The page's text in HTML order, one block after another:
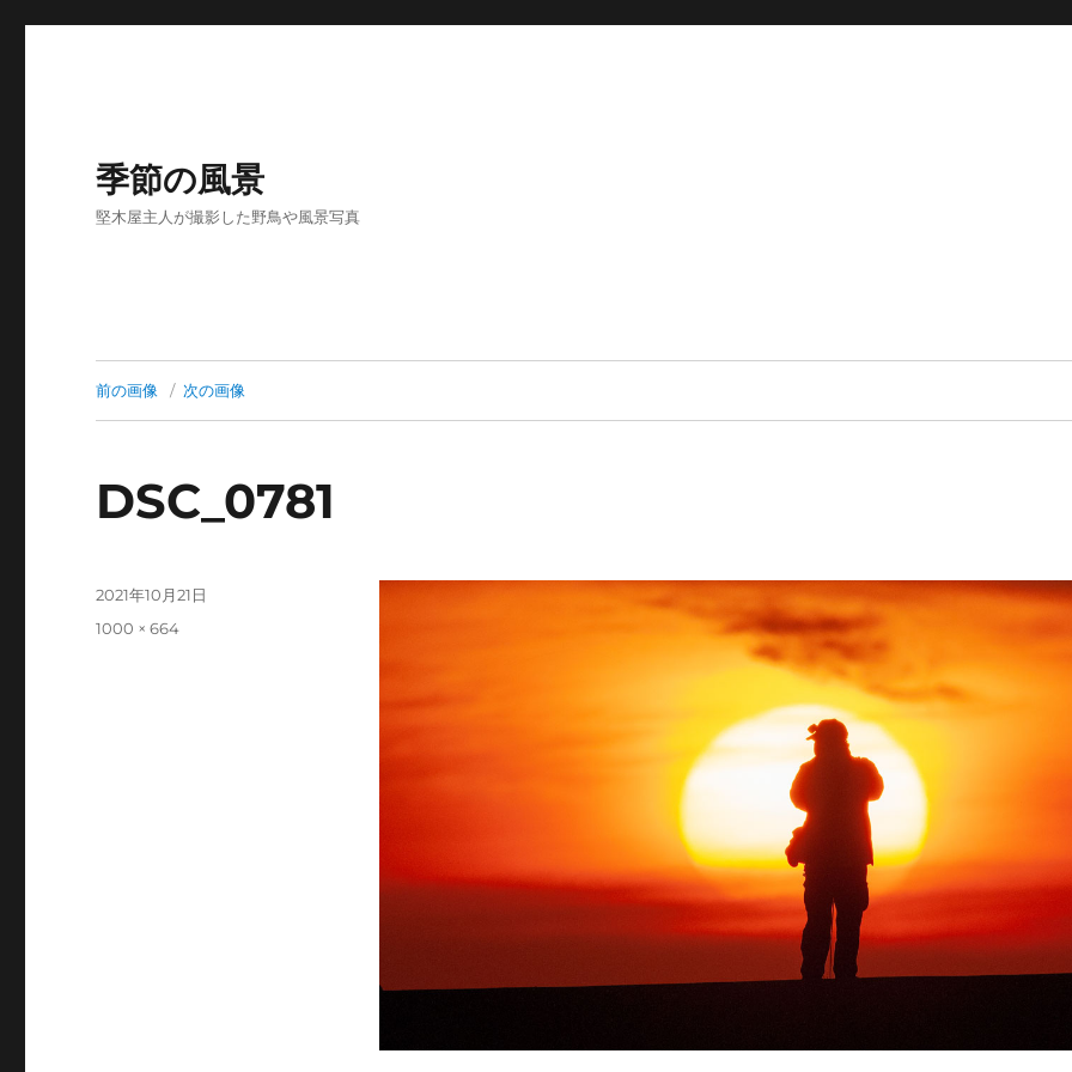
季節の風景
堅木屋主人が撮影した野鳥や風景写真
前の画像 次の画像
DSC_0781
投
2021年10月21日
フ
1000 × 664